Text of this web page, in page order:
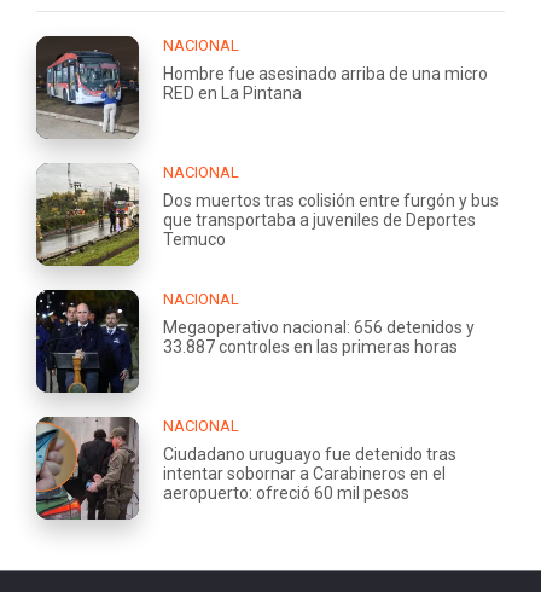
NACIONAL
Hombre fue asesinado arriba de una micro
RED en La Pintana
NACIONAL
Dos muertos tras colisión entre furgón y bus
que transportaba a juveniles de Deportes
Temuco
NACIONAL
Megaoperativo nacional: 656 detenidos y
33.887 controles en las primeras horas
NACIONAL
Ciudadano uruguayo fue detenido tras
intentar sobornar a Carabineros en el
aeropuerto: ofreció 60 mil pesos